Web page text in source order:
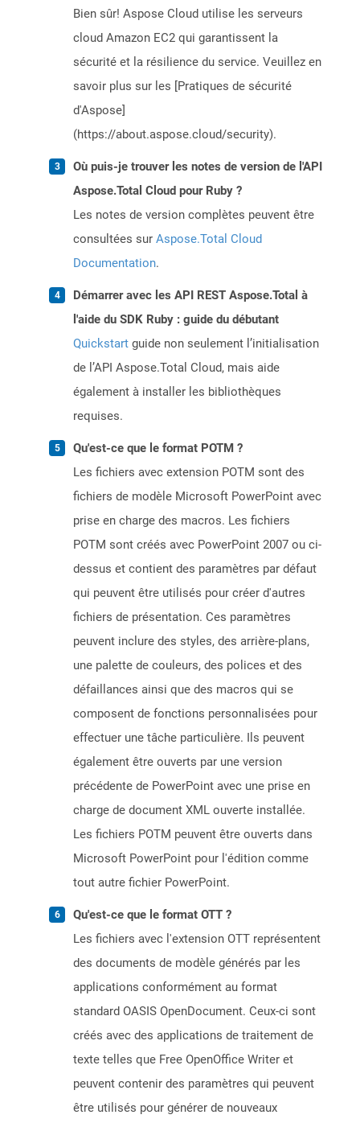
Bien sûr! Aspose Cloud utilise les serveurs
cloud Amazon EC2 qui garantissent la
sécurité et la résilience du service. Veuillez en
savoir plus sur les [Pratiques de sécurité
d'Aspose]
(https://about.aspose.cloud/security).
Où puis-je trouver les notes de version de l'API
Aspose.Total Cloud pour Ruby ?
Les notes de version complètes peuvent être
consultées sur Aspose.Total Cloud
Documentation.
Démarrer avec les API REST Aspose.Total à
l'aide du SDK Ruby : guide du débutant
Quickstart guide non seulement l’initialisation
de l’API Aspose.Total Cloud, mais aide
également à installer les bibliothèques
requises.
Qu'est-ce que le format POTM ?
Les fichiers avec extension POTM sont des
fichiers de modèle Microsoft PowerPoint avec
prise en charge des macros. Les fichiers
POTM sont créés avec PowerPoint 2007 ou ci-
dessus et contient des paramètres par défaut
qui peuvent être utilisés pour créer d'autres
fichiers de présentation. Ces paramètres
peuvent inclure des styles, des arrière-plans,
une palette de couleurs, des polices et des
défaillances ainsi que des macros qui se
composent de fonctions personnalisées pour
effectuer une tâche particulière. Ils peuvent
également être ouverts par une version
précédente de PowerPoint avec une prise en
charge de document XML ouverte installée.
Les fichiers POTM peuvent être ouverts dans
Microsoft PowerPoint pour l'édition comme
tout autre fichier PowerPoint.
Qu'est-ce que le format OTT ?
Les fichiers avec l'extension OTT représentent
des documents de modèle générés par les
applications conformément au format
standard OASIS OpenDocument. Ceux-ci sont
créés avec des applications de traitement de
texte telles que Free OpenOffice Writer et
peuvent contenir des paramètres qui peuvent
être utilisés pour générer de nouveaux